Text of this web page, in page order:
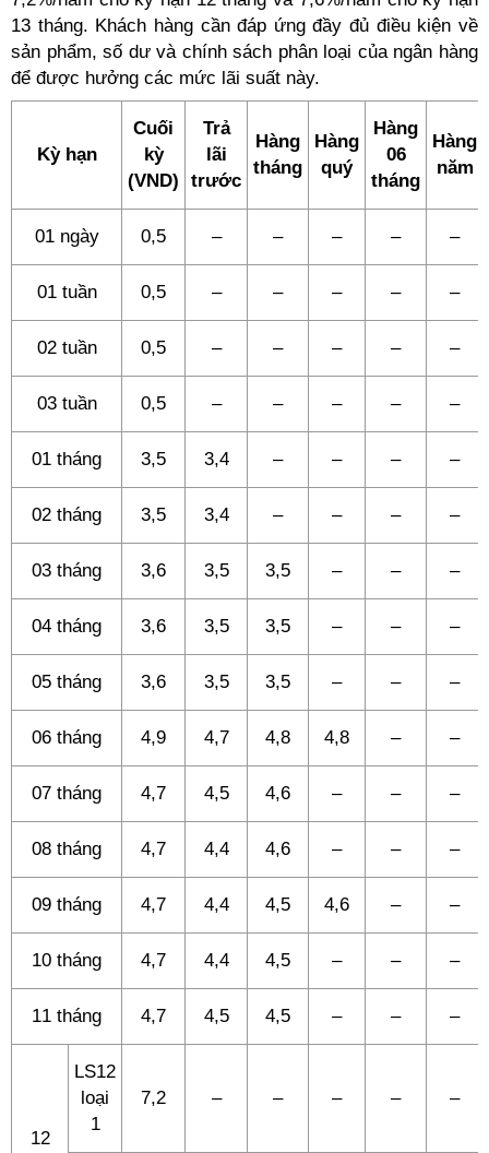
13 tháng. Khách hàng cần đáp ứng đầy đủ điều kiện về
sản phẩm, số dư và chính sách phân loại của ngân hàng
để được hưởng các mức lãi suất này.
Kỳ hạn
Cuối
kỳ
(VND)
Trả
lãi
trước
Hàng
tháng
Hàng
quý
Hàng
06
tháng
Hàng
năm
01 ngày 0,5 – – – – –
01 tuần 0,5 – – – – –
02 tuần 0,5 – – – – –
03 tuần 0,5 – – – – –
01 tháng 3,5 3,4 – – – –
02 tháng 3,5 3,4 – – – –
03 tháng 3,6 3,5 3,5 – – –
04 tháng 3,6 3,5 3,5 – – –
05 tháng 3,6 3,5 3,5 – – –
06 tháng 4,9 4,7 4,8 4,8 – –
07 tháng 4,7 4,5 4,6 – – –
08 tháng 4,7 4,4 4,6 – – –
09 tháng 4,7 4,4 4,5 4,6 – –
10 tháng 4,7 4,4 4,5 – – –
11 tháng 4,7 4,5 4,5 – – –
12
LS12
loại
1
7,2 – – – – –